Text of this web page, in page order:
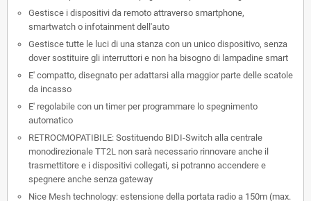
Gestisce i dispositivi da remoto attraverso smartphone,
smartwatch o infotainment dell'auto
Gestisce tutte le luci di una stanza con un unico dispositivo, senza
dover sostituire gli interruttori e non ha bisogno di lampadine smart
E' compatto, disegnato per adattarsi alla maggior parte delle scatole
da incasso
E' regolabile con un timer per programmare lo spegnimento
automatico
RETROCMOPATIBILE: Sostituendo BIDI-Switch alla centrale
monodirezionale TT2L non sarà necessario rinnovare anche il
trasmettitore e i dispositivi collegati, si potranno accendere e
spegnere anche senza gateway
Nice Mesh technology: estensione della portata radio a 150m (max.